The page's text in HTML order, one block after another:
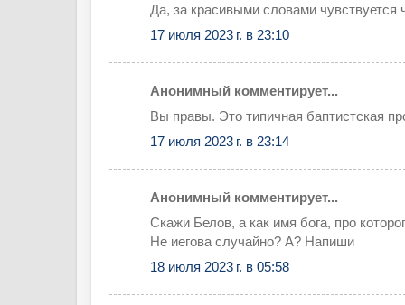
Да, за красивыми словами чувствуется
17 июля 2023 г. в 23:10
Анонимный комментирует...
Вы правы. Это типичная баптистская
17 июля 2023 г. в 23:14
Анонимный комментирует...
Скажи Белов, а как имя бога, про
Не иегова случайно? А? Напиши
18 июля 2023 г. в 05:58